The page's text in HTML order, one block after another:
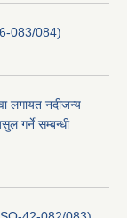
083/084)
लगायत नदीजन्य
गर्ने सम्बन्धी